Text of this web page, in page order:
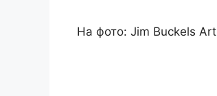
На фото: Jim Buckels Art